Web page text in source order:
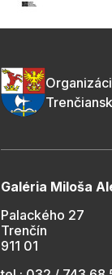
Galéria Miloša
Palackého 27
Trenčín
911 01